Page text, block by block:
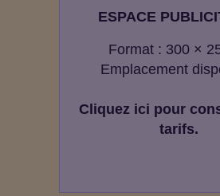
ESPACE
Format : 300 ×
Emplacement
Cliquez ici pour
tarifs.